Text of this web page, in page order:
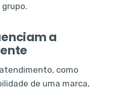
a
como
de uma marca,